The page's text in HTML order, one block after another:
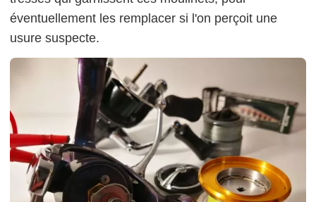
éventuellement les remplacer si l'on perçoit une
usure suspecte.